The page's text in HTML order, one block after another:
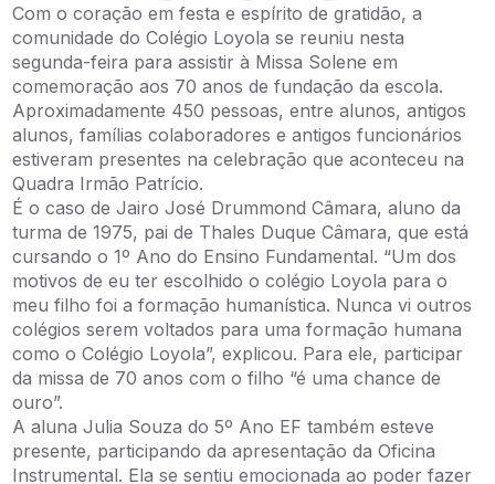
Com o coração em festa e espírito de gratidão, a
comunidade do Colégio Loyola se reuniu nesta
segunda-feira para assistir à Missa Solene em
comemoração aos 70 anos de fundação da escola.
Aproximadamente 450 pessoas, entre alunos, antigos
alunos, famílias colaboradores e antigos funcionários
estiveram presentes na celebração que aconteceu na
Quadra Irmão Patrício.
É o caso de Jairo José Drummond Câmara, aluno da
turma de 1975, pai de Thales Duque Câmara, que está
cursando o 1º Ano do Ensino Fundamental. “Um dos
motivos de eu ter escolhido o colégio Loyola para o
meu filho foi a formação humanística. Nunca vi outros
colégios serem voltados para uma formação humana
como o Colégio Loyola”, explicou. Para ele, participar
da missa de 70 anos com o filho “é uma chance de
ouro”.
A aluna Julia Souza do 5º Ano EF também esteve
presente, participando da apresentação da Oficina
Instrumental. Ela se sentiu emocionada ao poder fazer